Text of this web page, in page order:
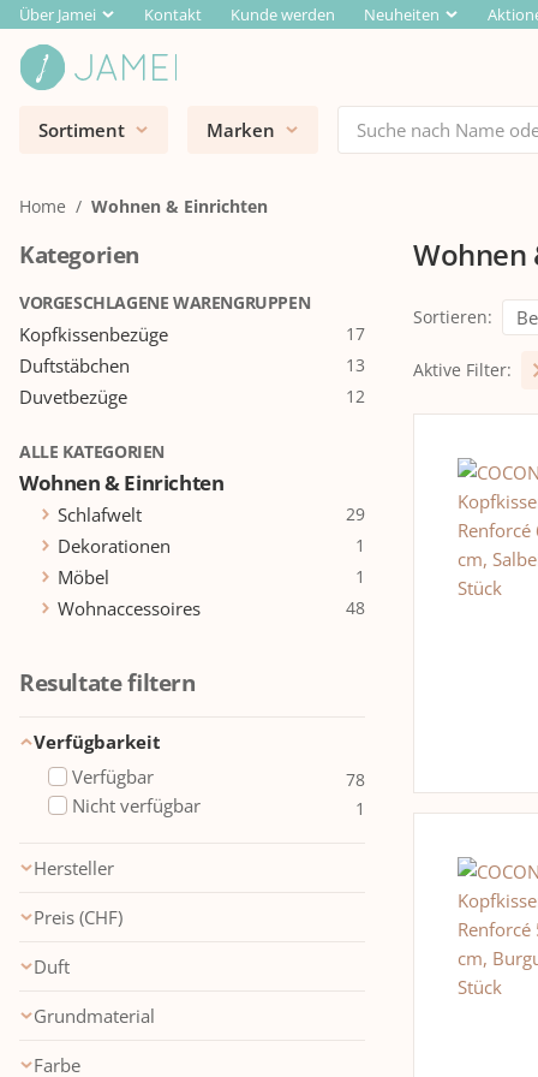
Über Jamei Kontakt Kunde werden Neuheiten
Sortiment Marken
Home Wohnen & Einrichten
Kategorien
VORGESCHLAGENE WARENGRUPPEN
Kopfkissenbezüge 17
Duftstäbchen 13
Duvetbezüge 12
ALLE KATEGORIEN
Wohnen & Einrichten
Schlafwelt 29
Dekorationen 1
Möbel 1
Wohnaccessoires 48
Resultate filtern
Verfügbarkeit
Verfügbar
78
Nicht verfügbar 1
Hersteller
AVA & MAY
Preis (CHF)
Duft
Aquatisch
Avocado
Grundmaterial
Farbe
Wohnen
Sortieren:
Aktive Filter: